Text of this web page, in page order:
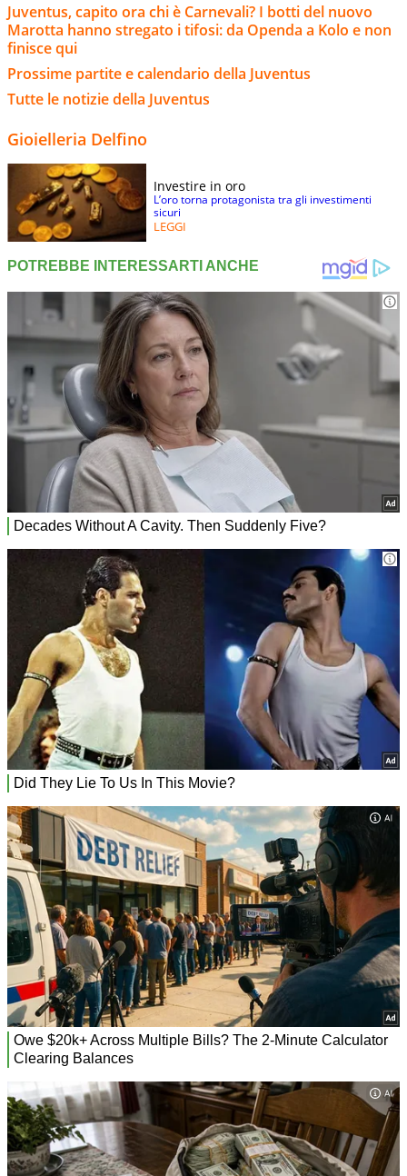
Juventus, capito ora chi è Carnevali? I botti del nuovo
Marotta hanno stregato i tifosi: da Openda a Kolo e non
finisce qui
Prossime partite e calendario della Juventus
Tutte le notizie della Juventus
Gioielleria Delfino
Investire in oro
L’oro torna protagonista tra gli investimenti
sicuri
LEGGI